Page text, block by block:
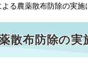
る農薬散布防除の実施
散布防除の実